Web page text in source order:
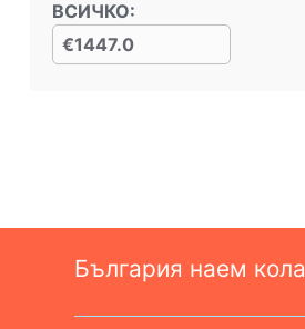
ВСИЧКО:
€1447.0
България наем кола